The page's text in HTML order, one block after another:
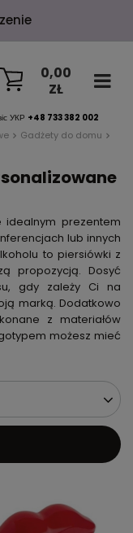
УКР +48 733 382 002
0,00
ZŁ
Gadżety do domu
idealnym prezentem
lub innych
to piersiówki z
propozycją. Dosyć
gdy zależy Ci na
marką. Dodatkowo
z materiałów
możesz mieć